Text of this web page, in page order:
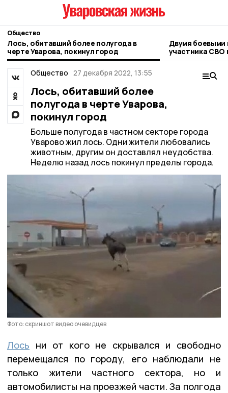
Общество
Лось, обитавший более полугода в
черте Уварова, покинул город
Двумя боевыми
участника СВО
Общество 27 декабря 2022, 13:55
Лось, обитавший более
полугода в черте Уварова,
покинул город
Больше полугода в частном секторе города
Уварово жил лось. Одни жители любовались
животным, другим он доставлял неудобства.
Неделю назад лось покинул пределы города.
Фото: скриншот видео очевидцев
Лось ни от кого не скрывался и свободно
перемещался по городу, его наблюдали не
только жители частного сектора, но и
автомобилисты на проезжей части. За полгода